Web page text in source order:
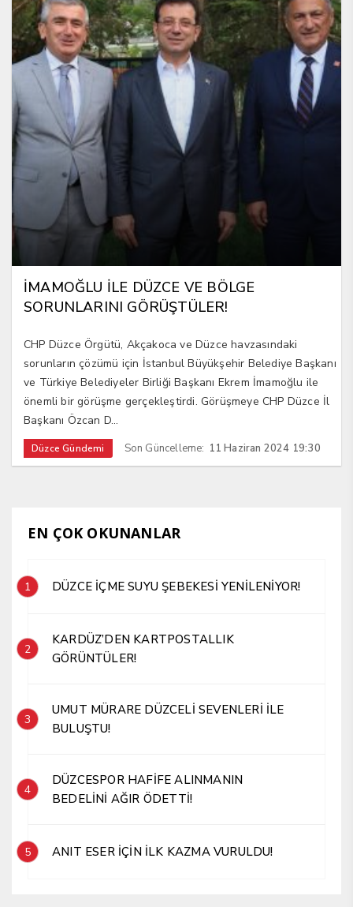
İMAMOĞLU İLE DÜZCE VE BÖLGE
SORUNLARINI GÖRÜŞTÜLER!
CHP Düzce Örgütü, Akçakoca ve Düzce havzasındaki
sorunların çözümü için İstanbul Büyükşehir Belediye Başkanı
ve Türkiye Belediyeler Birliği Başkanı Ekrem İmamoğlu ile
önemli bir görüşme gerçekleştirdi. Görüşmeye CHP Düzce İl
Başkanı Özcan D...
Düzce Gündemi Son Güncelleme: 11 Haziran 2024 19:30
EN ÇOK OKUNANLAR
1 DÜZCE İÇME SUYU ŞEBEKESİ YENİLENİYOR!
2
KARDÜZ’DEN KARTPOSTALLIK
GÖRÜNTÜLER!
3
UMUT MÜRARE DÜZCELİ SEVENLERİ İLE
BULUŞTU!
4
DÜZCESPOR HAFİFE ALINMANIN
BEDELİNİ AĞIR ÖDETTİ!
5 ANIT ESER İÇİN İLK KAZMA VURULDU!